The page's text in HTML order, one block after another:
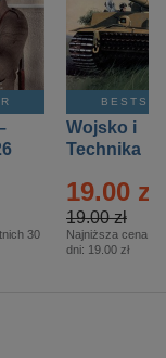
30
Wojsko i
Technika
– 2/2026
19.00 zł
19.00 zł
Najniższa cena z
dni: 19.00 zł